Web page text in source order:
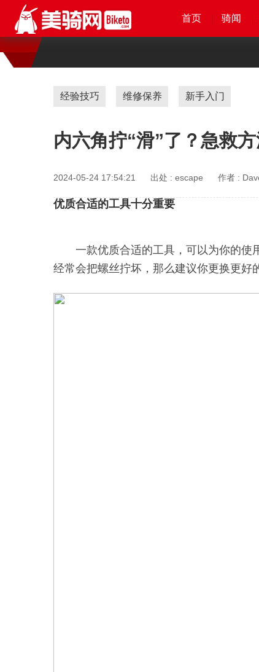
首页 骑闻
首页 骑闻
首页 骑闻
首页 骑闻
经验技巧 维修保养 新手入门
内六角拧“滑”了？急救
2024-05-24 17:54:21 出处 : escape 作者 :
优质合适的工具十分重要
一款优质合适的工具，可以为你的使
经常会把螺丝拧坏，那么建议你更换更好